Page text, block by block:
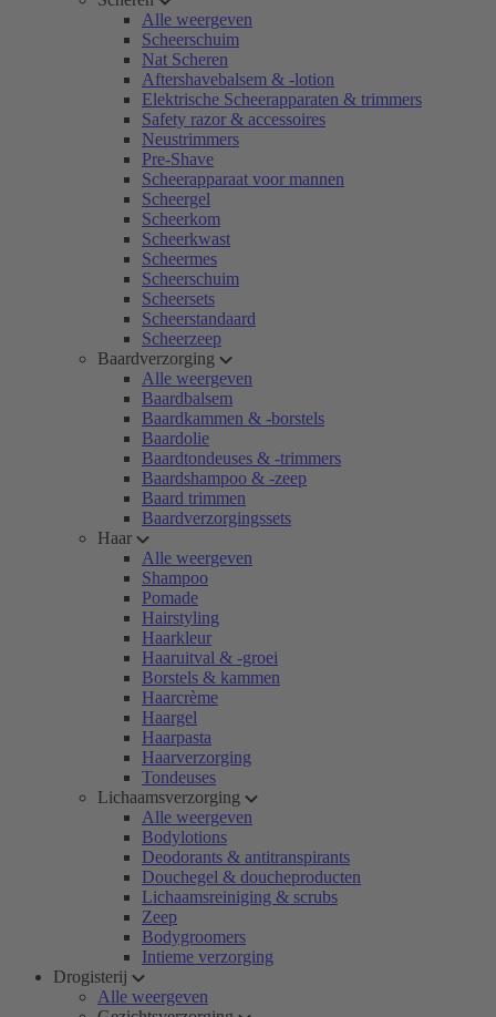
Alle weergeven
Scheerschuim
Nat Scheren
Aftershavebalsem & -lotion
Elektrische Scheerapparaten & trimmers
Safety razor & accessoires
Neustrimmers
Pre-Shave
Scheerapparaat voor mannen
Scheergel
Scheerkom
Scheerkwast
Scheermes
Scheerschuim
Scheersets
Scheerstandaard
Scheerzeep
Baardverzorging
Alle weergeven
Baardbalsem
Baardkammen & -borstels
Baardolie
Baardtondeuses & -trimmers
Baardshampoo & -zeep
Baard trimmen
Baardverzorgingssets
Haar
Alle weergeven
Shampoo
Pomade
Hairstyling
Haarkleur
Haaruitval & -groei
Borstels & kammen
Haarcrème
Haargel
Haarpasta
Haarverzorging
Tondeuses
Lichaamsverzorging
Alle weergeven
Bodylotions
Deodorants & antitranspirants
Douchegel & doucheproducten
Lichaamsreiniging & scrubs
Zeep
Bodygroomers
Intieme verzorging
Drogisterij
Alle weergeven